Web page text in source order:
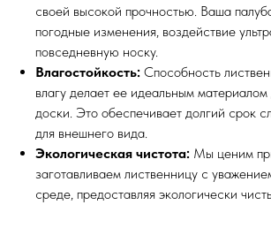
своей высокой прочностью. Ваша
погодные изменения, воздействие
повседневную носку.
Влагостойкость: Способность
влагу делает ее идеальным
доски. Это обеспечивает долгий срок
для внешнего вида.
Экологическая чистота: Мы ценим
заготавливаем лиственницу с
среде, предоставляя экологически